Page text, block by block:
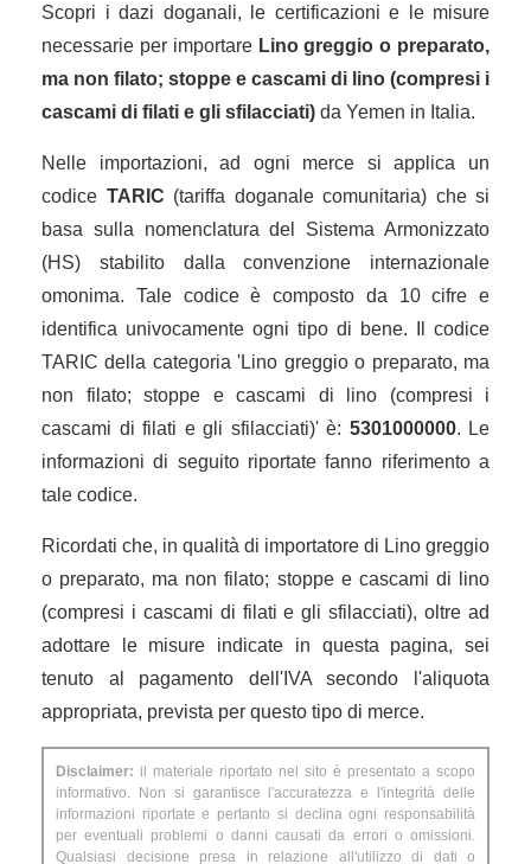
Scopri i dazi doganali, le certificazioni e le misure
necessarie per importare Lino greggio o preparato,
ma non filato; stoppe e cascami di lino (compresi i
cascami di filati e gli sfilacciati) da Yemen in Italia.
Nelle importazioni, ad ogni merce si applica un
codice TARIC (tariffa doganale comunitaria) che si
basa sulla nomenclatura del Sistema Armonizzato
(HS) stabilito dalla convenzione internazionale
omonima. Tale codice è composto da 10 cifre e
identifica univocamente ogni tipo di bene. Il codice
TARIC della categoria 'Lino greggio o preparato, ma
non filato; stoppe e cascami di lino (compresi i
cascami di filati e gli sfilacciati)' è: 5301000000. Le
informazioni di seguito riportate fanno riferimento a
tale codice.
Ricordati che, in qualità di importatore di Lino greggio
o preparato, ma non filato; stoppe e cascami di lino
(compresi i cascami di filati e gli sfilacciati), oltre ad
adottare le misure indicate in questa pagina, sei
tenuto al pagamento dell'IVA secondo l'aliquota
appropriata, prevista per questo tipo di merce.
Disclaimer: il materiale riportato nel sito è presentato a scopo
informativo. Non si garantisce l'accuratezza e l'integrità delle
informazioni riportate e pertanto si declina ogni responsabilità
per eventuali problemi o danni causati da errori o omissioni.
Qualsiasi decisione presa in relazione all'utilizzo di dati o